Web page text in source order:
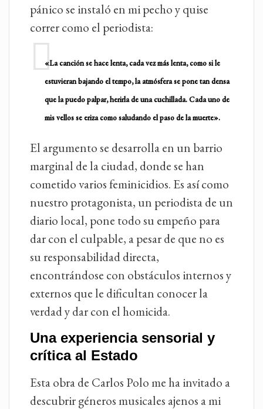
pánico se instaló en mi pecho y quise
correr como el periodista:
«La canción se hace lenta, cada vez más lenta, como si le
estuvieran bajando el tempo, la atmósfera se pone tan densa
que la puedo palpar, herirla de una cuchillada. Cada uno de
mis vellos se eriza como saludando el paso de la muerte».
El argumento se desarrolla en un barrio
marginal de la ciudad, donde se han
cometido varios feminicidios. Es así como
nuestro protagonista, un periodista de un
diario local, pone todo su empeño para
dar con el culpable, a pesar de que no es
su responsabilidad directa,
encontrándose con obstáculos internos y
externos que le dificultan conocer la
verdad y dar con el homicida.
Una experiencia sensorial y
crítica al Estado
Esta obra de Carlos Polo me ha invitado a
descubrir géneros musicales ajenos a mi